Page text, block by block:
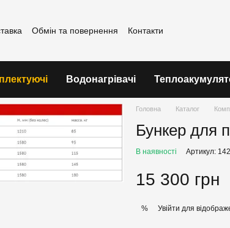
Обмін та повернення
Контакти
Водонагрівачі
Головна Каталог
Бункер для
В наявності Артикул:
15 300 грн
% Увійти для